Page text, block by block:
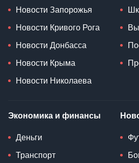
Новости Запорожья
Новости Кривого Рога
Новости Донбасса
Новости Крыма
Новости Николаева
Экономика и финансы
Деньги
Транспорт